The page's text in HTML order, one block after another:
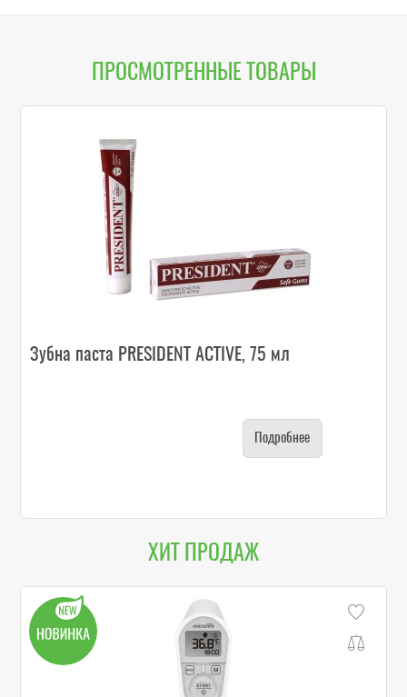
ПРОСМОТРЕННЫЕ ТОВАРЫ
Зубна паста PRESIDENT ACTIVE, 75 мл
Подробнее
ХИТ ПРОДАЖ